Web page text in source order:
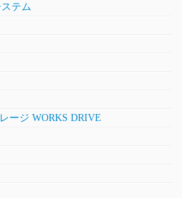
テム
ージ WORKS DRIVE